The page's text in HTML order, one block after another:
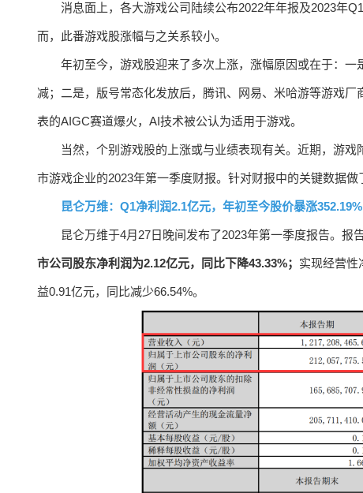
消息面上，各大游戏公司陆续公布2022年年报及2023年
而，此番游戏股涨幅与之关系较小。
年初至今，游戏股迎来了多次上涨，涨幅原因或在于：
减；二是，版号常态化发放后，腾讯、网易、米哈游等游戏
表的AIGC赛道爆火，AI技术被公认为适用于游戏。
当然，个别游戏股的上涨或与业绩表现有关。近期，游
市游戏企业的2023年第一季度财报。针对财报中的关键数据做
昆仑万维：Q1净利润2.1亿元，年初至今股价暴涨352.19%
昆仑万维于4月27日晚间发布了2023年第一季度报告。报告
市公司股东净利润为2.12亿元，同比下降43.33%； 实现经营性
益0.91亿元，同比减少66.54%。